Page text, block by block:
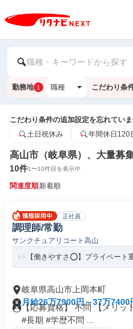
職種・キーワードから探す
勤務地 1 職種 こだわり条
こだわり条件の追加設定を忘れてい
土日祝休み
年間休日120
高山市（岐阜県）、大量募
10件1〜10件目を表示中
関連度順新着順
正社員
調理師/常勤
サンクチュアリコート高山
【働きやすさ⭕️】プライベート
岐阜県高山市上岡本町
月給26万7900円～37万7400
【応募資格】 不問 【メリッ
#長期 #学歴不問 ...